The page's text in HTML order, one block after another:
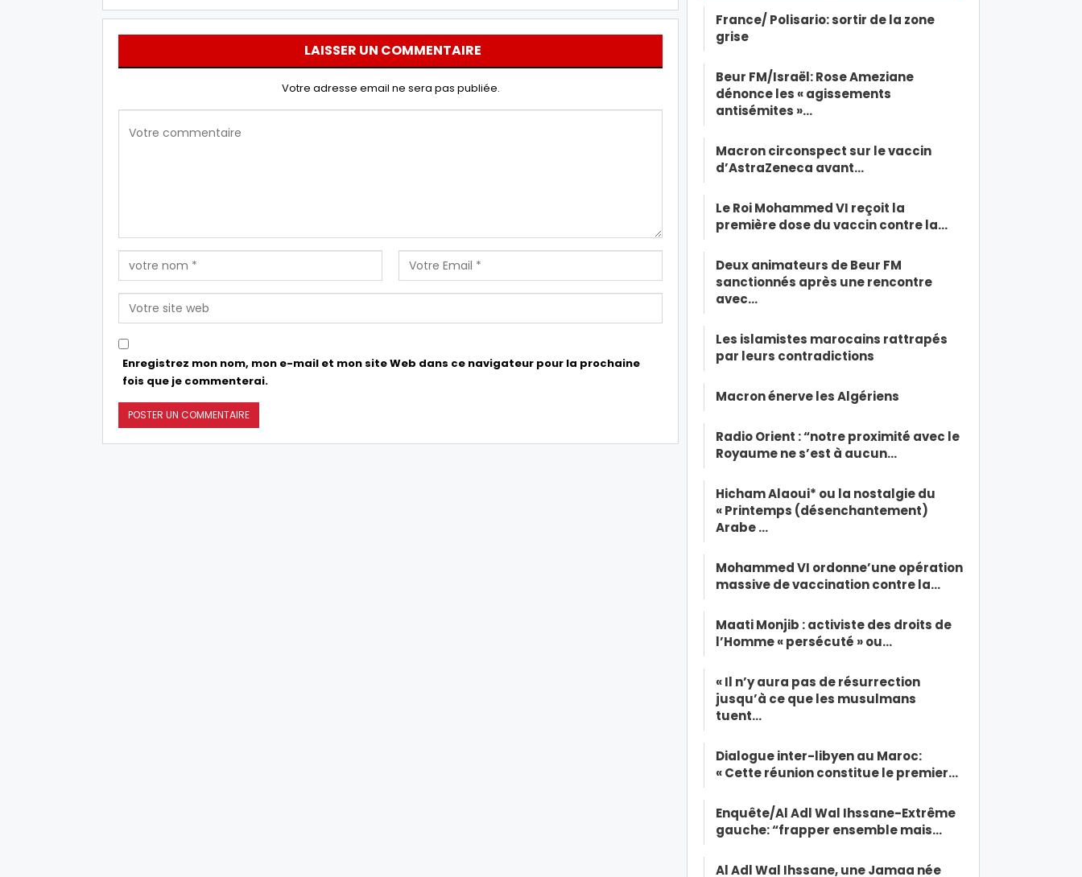
LAISSER UN COMMENTAIRE
Votre adresse email ne sera pas publiée.
Enregistrez mon nom, mon e-mail et mon site Web dans ce navigateur pour la prochaine
fois que je commenterai.
France/ Polisario: sortir de la zone
grise
Beur FM/Israël: Rose Ameziane
dénonce les « agissements
antisémites »…
Macron circonspect sur le vaccin
d’AstraZeneca avant…
Le Roi Mohammed VI reçoit la
première dose du vaccin contre la…
Deux animateurs de Beur FM
sanctionnés après une rencontre
avec…
Les islamistes marocains rattrapés
par leurs contradictions
Macron énerve les Algériens
Radio Orient : “notre proximité avec le
Royaume ne s’est à aucun…
Hicham Alaoui* ou la nostalgie du
« Printemps (désenchantement)
Arabe …
Mohammed VI ordonne’une opération
massive de vaccination contre la…
Maati Monjib : activiste des droits de
l’Homme « persécuté » ou…
« Il n’y aura pas de résurrection
jusqu’à ce que les musulmans
tuent…
Dialogue inter-libyen au Maroc:
« Cette réunion constitue le premier…
Enquête/Al Adl Wal Ihssane-Extrême
gauche: “frapper ensemble mais…
Al Adl Wal Ihssane, une Jamaa née